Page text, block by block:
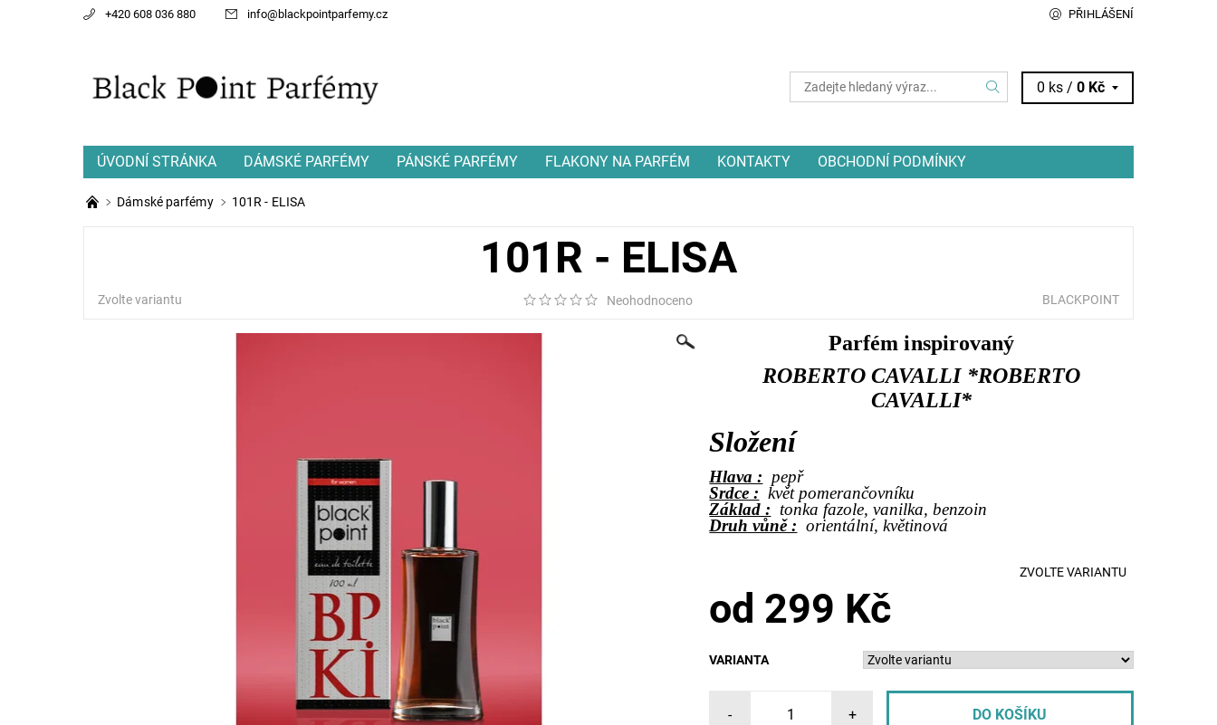
+420 608 036 880 info@ blackpointparfemy.cz PŘIHLÁŠENÍ
0 ks /0 Kč
ÚVODNÍ STRÁNKA DÁMSKÉ PARFÉMY PÁNSKÉ PARFÉMY FLAKONY NA PARFÉM KONTAKTY OBCHODNÍ PODMÍNKY
Dámské parfémy 101R - ELISA
101R - ELISA
Zvolte variantu Neohodnoceno BLACKPOINT
Parfém inspirovaný
ROBERTO CAVALLI *ROBERTO
CAVALLI*
Složení
Hlava : pepř
Srdce : květ pomerančovníku
Základ : tonka fazole, vanilka, benzoin
Druh vůně : orientální, květinová
ZVOLTE VARIANTU
od 299 Kč
VARIANTA
- +